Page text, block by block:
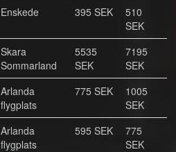
Enskede 395 SEK
510
SEK
Skara
Sommarland
5535
SEK
7195
SEK
Arlanda
flygplats
775 SEK
1005
SEK
Arlanda
flygplats
595 SEK
775
SEK